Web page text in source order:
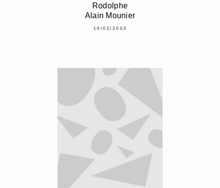
Rodolphe
Alain Mounier
19/02/2003